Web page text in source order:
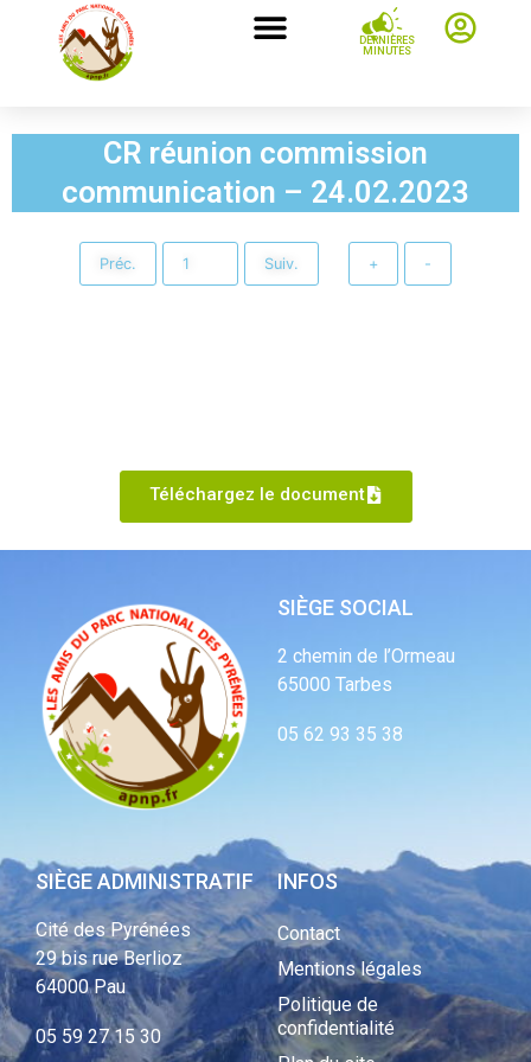
DERNIÈRES
MINUTES
CR réunion commission
communication – 24.02.2023
Préc. Suiv. + -
Téléchargez le document
SIÈGE SOCIAL
2 chemin de l’Ormeau
65000 Tarbes
05 62 93 35 38
SIÈGE ADMINISTRATIF
Cité des Pyrénées
29 bis rue Berlioz
64000 Pau
05 59 27 15 30
INFOS
Contact
Mentions légales
Politique de
confidentialité